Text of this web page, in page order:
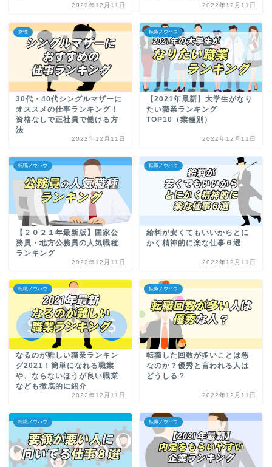
2022年12月11日 2022年12月11日
女性
30代・40代シングルマザーに
オススメの仕事ランキング！
資格なしで正社員で働ける方
法
2022年12月11日
転職ノウハウ
【2021年最新】大学生がなり
たい職業ランキング
TOP10（業種別）
2022年12月11日
転職ノウハウ
【２０２１年最新版】国家公
務員・地方公務員の人気職種
ランキング
2022年12月11日
転職ノウハウ
給料が安くてもいいからとに
かく精神的に楽な仕事６選
2022年12月11日
転職ノウハウ
なるのが難しい職業ランキン
グ2021！簡単になれる職業
や、ならないほうが良い職業
なども徹底的に紹介
2022年12月11日
転職ノウハウ
転職した回数が多いことは悪
なのか？優秀と言われる人は
どうしる？
2022年12月11日
転職ノウハウ 転職ノウハウ